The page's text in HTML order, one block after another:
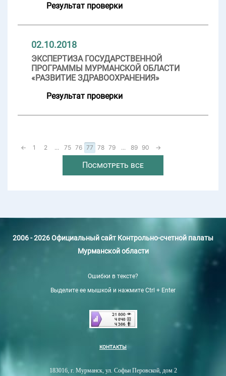
Результат проверки
02.10.2018
ЭКСПЕРТИЗА ГОСУДАРСТВЕННОЙ
ПРОГРАММЫ МУРМАНСКОЙ ОБЛАСТИ
«РАЗВИТИЕ ЗДРАВООХРАНЕНИЯ»
Результат проверки
← 1 2 ... 75 76 77 78 79 ... 89 90 →
Посмотреть все
2006 - 2026 Официальный сайт Контрольно-счетной палаты
Мурманской области
Ошибки в тексте?
Выделите ее мышкой и нажмите Ctrl + Enter
КОНТАКТЫ
183016, г. Мурманск, ул. Софьи Перовской, дом 2